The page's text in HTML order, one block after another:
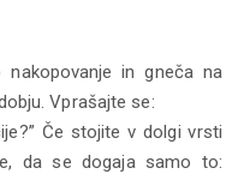
nakopovanje in gneča na
Vprašajte se:
Če stojite v dolgi vrsti
da se dogaja samo to: